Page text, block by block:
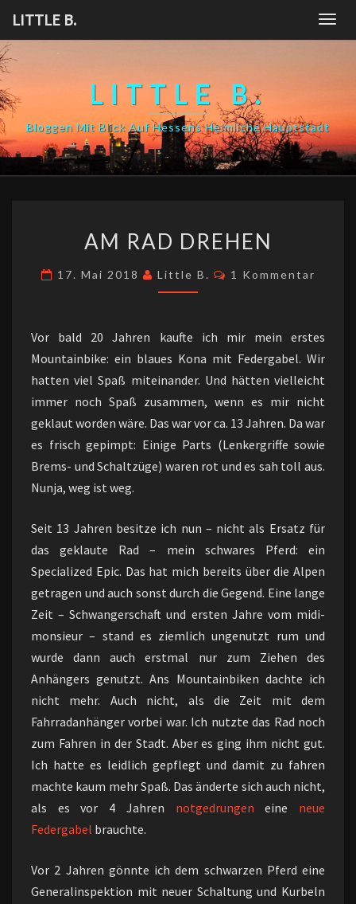
content
LITTLE B.
LITTLE B.
Bloggen Mit Blick Auf Hessens Heimliche Hauptstadt
RAD
AM RAD DREHEN
17. Mai 2018 Little B. Kommentare
1 Kommentar
Vor bald 20 Jahren kaufte ich mir mein erstes
Mountainbike: ein blaues Kona mit Federgabel. Wir
hatten viel Spaß miteinander. Und hätten vielleicht
immer noch Spaß zusammen, wenn es mir nicht
geklaut worden wäre. Das war vor ca. 13 Jahren. Da war
es frisch gepimpt: Einige Parts (Lenkergriffe sowie
Brems- und Schaltzüge) waren rot und es sah toll aus.
Nunja, weg ist weg.
Seit 13 Jahren besitze ich nun – nicht als Ersatz für
das geklaute Rad – mein schwares Pferd: ein
Specialized Epic. Das hat mich bereits über die Alpen
getragen und auch sonst durch die Gegend. Eine lange
Zeit – Schwangerschaft und ersten Jahre vom midi-
monsieur – stand es ziemlich ungenutzt rum und
wurde dann auch erstmal nur zum Ziehen des
Anhängers genutzt. Ans Mountainbiken dachte ich
nicht mehr. Auch nicht, als die Zeit mit dem
Fahrradanhänger vorbei war. Ich nutzte das Rad noch
zum Fahren in der Stadt. Aber es ging ihm nicht gut.
Ich hatte es leidlich gepflegt und damit zu fahren
machte kaum mehr Spaß. Das änderte sich auch nicht,
als es vor 4 Jahren notgedrungen eine neue
Federgabel brauchte.
Vor 2 Jahren gönnte ich dem schwarzen Pferd eine
Generalinspektion mit neuer Schaltung und Kurbeln